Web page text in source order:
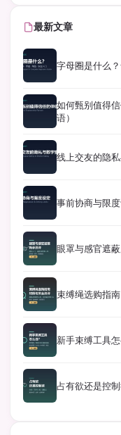
最新文章
字母圈是什么
如何甄别值得
语）
线上交友的隐
事前协商与限
眼罩与感官遮
束缚绳选购指
新手束缚工具
占有欲还是控